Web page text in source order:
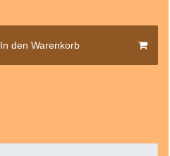
In den Warenkorb